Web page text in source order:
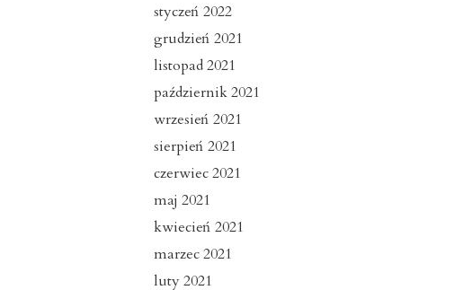
styczeń 2022
grudzień 2021
listopad 2021
październik 2021
wrzesień 2021
sierpień 2021
czerwiec 2021
maj 2021
kwiecień 2021
marzec 2021
luty 2021